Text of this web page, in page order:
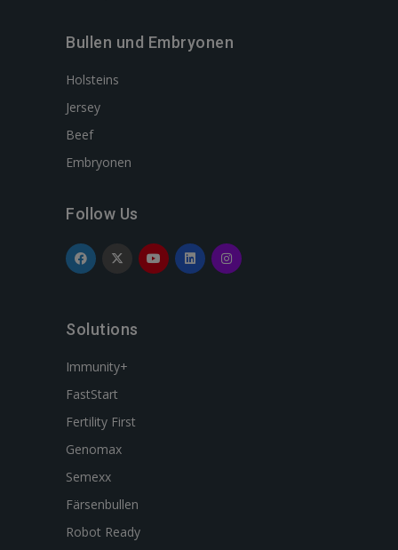
Bullen und Embryonen
Holsteins
Jersey
Beef
Embryonen
Follow Us
Solutions
Immunity+
FastStart
Fertility First
Genomax
Semexx
Färsenbullen
Robot Ready